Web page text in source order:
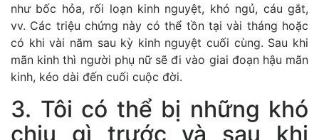
như bốc hỏa, rối loạn kinh nguyệt, khó ngủ, cáu gắt,
vv. Các triệu chứng này có thể tồn tại vài tháng hoặc
có khi vài năm sau kỳ kinh nguyệt cuối cùng. Sau khi
mãn kinh thì người phụ nữ sẽ đi vào giai đoạn hậu mãn
kinh, kéo dài đến cuối cuộc đời.
3. Tôi có thể bị những khó
chịu gì trước và sau khi